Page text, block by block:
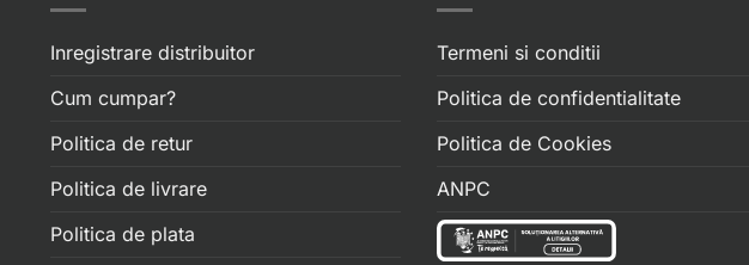
Inregistrare distribuitor
Cum cumpar?
Politica de retur
Politica de livrare
Politica de plata
Termeni si conditii
Politica de confidentialitate
Politica de Cookies
ANPC